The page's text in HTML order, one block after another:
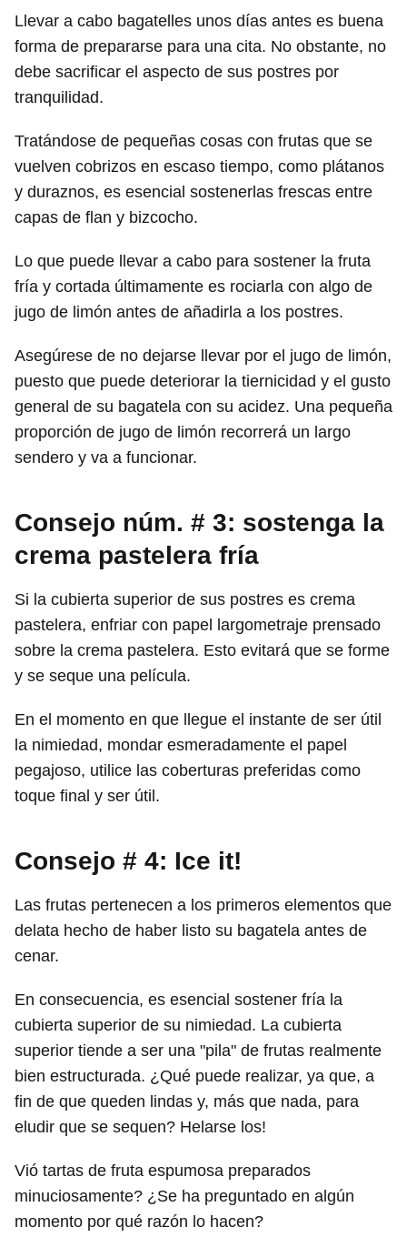
Llevar a cabo bagatelles unos días antes es buena
forma de prepararse para una cita. No obstante, no
debe sacrificar el aspecto de sus postres por
tranquilidad.
Tratándose de pequeñas cosas con frutas que se
vuelven cobrizos en escaso tiempo, como plátanos
y duraznos, es esencial sostenerlas frescas entre
capas de flan y bizcocho.
Lo que puede llevar a cabo para sostener la fruta
fría y cortada últimamente es rociarla con algo de
jugo de limón antes de añadirla a los postres.
Asegúrese de no dejarse llevar por el jugo de limón,
puesto que puede deteriorar la tiernicidad y el gusto
general de su bagatela con su acidez. Una pequeña
proporción de jugo de limón recorrerá un largo
sendero y va a funcionar.
Consejo núm. # 3: sostenga la
crema pastelera fría
Si la cubierta superior de sus postres es crema
pastelera, enfriar con papel largometraje prensado
sobre la crema pastelera. Esto evitará que se forme
y se seque una película.
En el momento en que llegue el instante de ser útil
la nimiedad, mondar esmeradamente el papel
pegajoso, utilice las coberturas preferidas como
toque final y ser útil.
Consejo # 4: Ice it!
Las frutas pertenecen a los primeros elementos que
delata hecho de haber listo su bagatela antes de
cenar.
En consecuencia, es esencial sostener fría la
cubierta superior de su nimiedad. La cubierta
superior tiende a ser una "pila" de frutas realmente
bien estructurada. ¿Qué puede realizar, ya que, a
fin de que queden lindas y, más que nada, para
eludir que se sequen? Helarse los!
Vió tartas de fruta espumosa preparados
minuciosamente? ¿Se ha preguntado en algún
momento por qué razón lo hacen?